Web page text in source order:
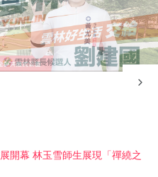
開幕 林玉雪師生展現「禪繞之